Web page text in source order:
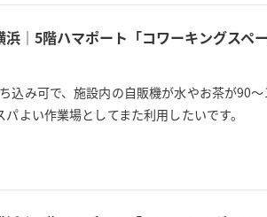
｜5階ハマポート「コワーキングスペ
み可で、施設内の自販機が水やお茶が90
よい作業場としてまた利用したいです。